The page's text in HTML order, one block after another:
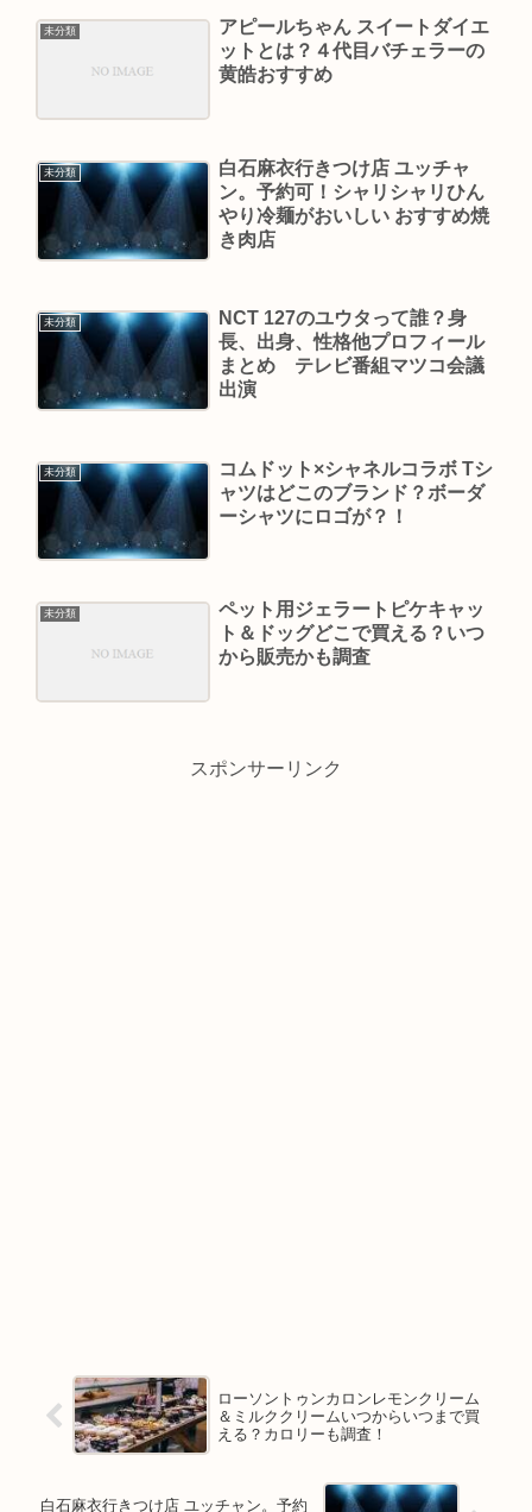
未分類
アピールちゃん スイートダイエ
ットとは？４代目バチェラーの
黄皓おすすめ
未分類
白石麻衣行きつけ店 ユッチャ
ン。予約可！シャリシャリひん
やり冷麺がおいしい おすすめ焼
き肉店
未分類
NCT 127のユウタって誰？身
長、出身、性格他プロフィール
まとめ テレビ番組マツコ会議
出演
未分類
コムドット×シャネルコラボ Tシ
ャツはどこのブランド？ボーダ
ーシャツにロゴが？！
未分類
ペット用ジェラートピケキャッ
ト＆ドッグどこで買える？いつ
から販売かも調査
スポンサーリンク
ローソントゥンカロンレモンクリーム
＆ミルククリームいつからいつまで買
える？カロリーも調査！
白石麻衣行きつけ店 ユッチャン。予約